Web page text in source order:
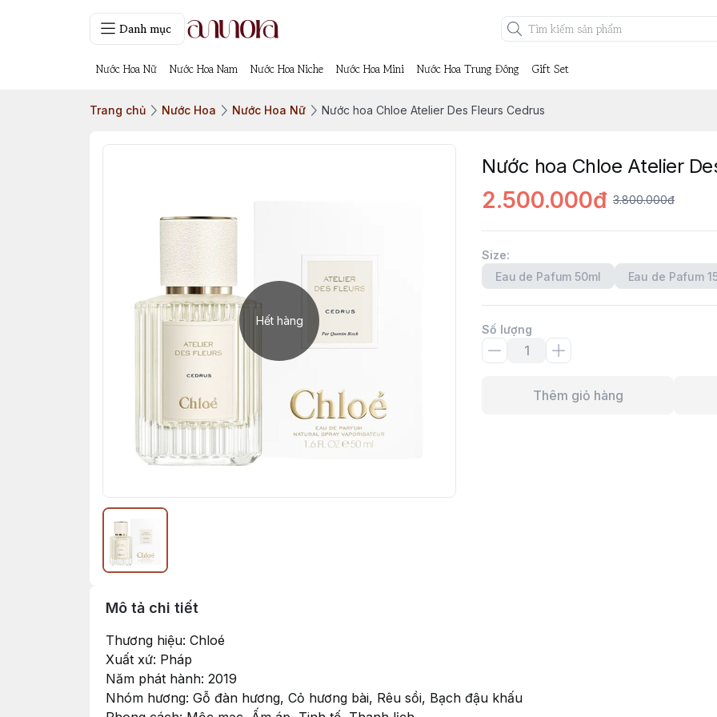
Danh mục
Nước Hoa Nữ Nước Hoa Nam Nước Hoa Niche Nước Hoa Mini Nước Hoa Trung Đông Gift Set
Trang chủ Nước Hoa Nước Hoa Nữ Nước hoa Chloe Atelier Des Fleurs Cedrus
Hết hàng
Nước hoa Chloe Atelier
2.500.000đ 3.800.000đ
Size:
Eau de Pafum 50ml
Eau de Pafum
Số lượng
Thêm giỏ hàng
Mô tả chi tiết
Thương hiệu: Chloé
Xuất xứ: Pháp
Năm phát hành: 2019
Nhóm hương: Gỗ đàn hương, Cỏ hương bài, Rêu sồi, Bạch đậu khấu